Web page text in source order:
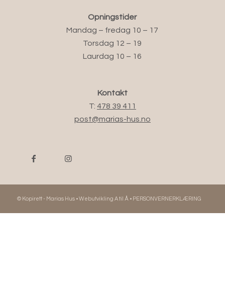
Opningstider
Mandag – fredag 10 – 17
Torsdag 12 – 19
Laurdag 10 – 16
Kontakt
T: 478 39 411
post@marias-hus.no
© Kopirett - Marias Hus •Webutvikling A til Å • PERSONVERNERKLÆRING